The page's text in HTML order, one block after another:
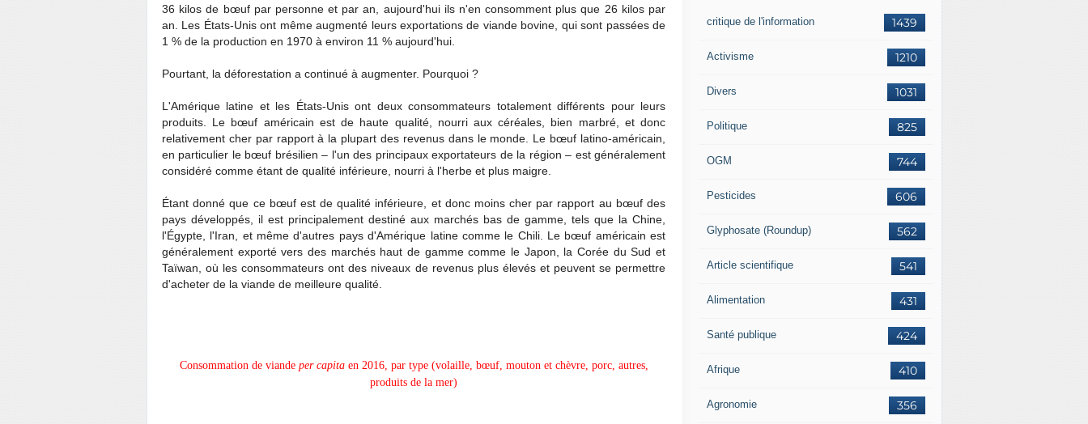
36 kilos de bœuf par personne et par an, aujourd'hui ils n'en consomment plus que 26 kilos par
an. Les États-Unis ont même augmenté leurs exportations de viande bovine, qui sont passées de
1 % de la production en 1970 à environ 11 % aujourd'hui.
Pourtant, la déforestation a continué à augmenter. Pourquoi ?
L'Amérique latine et les États-Unis ont deux consommateurs totalement différents pour leurs
produits. Le bœuf américain est de haute qualité, nourri aux céréales, bien marbré, et donc
relativement cher par rapport à la plupart des revenus dans le monde. Le bœuf latino-américain,
en particulier le bœuf brésilien – l'un des principaux exportateurs de la région – est généralement
considéré comme étant de qualité inférieure, nourri à l'herbe et plus maigre.
Étant donné que ce bœuf est de qualité inférieure, et donc moins cher par rapport au bœuf des
pays développés, il est principalement destiné aux marchés bas de gamme, tels que la Chine,
l'Égypte, l'Iran, et même d'autres pays d'Amérique latine comme le Chili. Le bœuf américain est
généralement exporté vers des marchés haut de gamme comme le Japon, la Corée du Sud et
Taïwan, où les consommateurs ont des niveaux de revenus plus élevés et peuvent se permettre
d'acheter de la viande de meilleure qualité.
Consommation de viande per capitaen 2016, par type (volaille, bœuf, mouton et chèvre, porc, autres,
produits de la mer)
1439
critique de l'information
1210
Activisme
1031
Divers
825
Politique
744
OGM
606
Pesticides
562
Glyphosate (Roundup)
541
Article scientifique
431
Alimentation
424
Santé publique
410
Afrique
356
Agronomie